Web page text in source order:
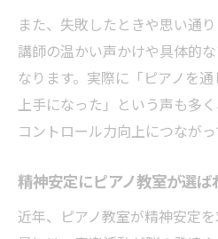
また、失敗したときや思い通
講師の温かい声かけや具体的
なります。実際に「ピアノを
上手になった」という声も多
コントロール力向上につながっ
精神安定にピアノ教室が選ば
近年、ピアノ教室が精神安定